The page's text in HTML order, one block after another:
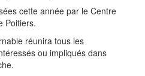
cette année par le Centre
Poitiers.
réunira tous les
ou impliqués dans